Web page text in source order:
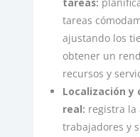
tareas
ajustando los
obtener un
recursos y
Localización
real: registra la
trabajadores y